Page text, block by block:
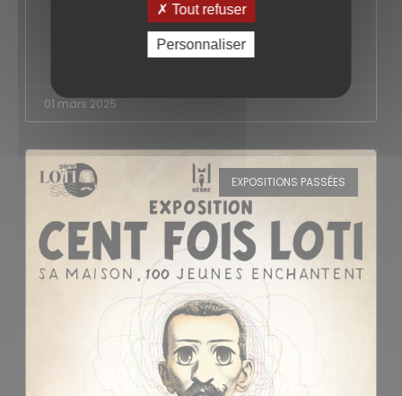
01 mars 2025
EXPOSITIONS PASSÉES
Tout refuser
Personnaliser